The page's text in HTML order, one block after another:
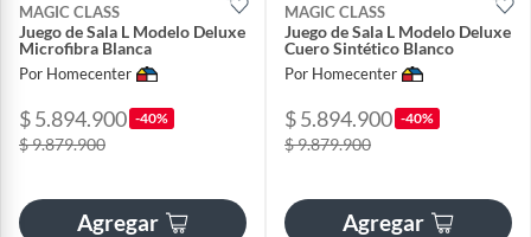
MAGIC CLASS
Juego de Sala L Modelo Deluxe
Microfibra Blanca
Por Homecenter
$ 5.894.900 -40%
$ 9.879.900
Agregar
MAGIC CLASS
Juego de Sala L Modelo Deluxe
Cuero Sintético Blanco
Por Homecenter
$ 5.894.900 -40%
$ 9.879.900
Agregar